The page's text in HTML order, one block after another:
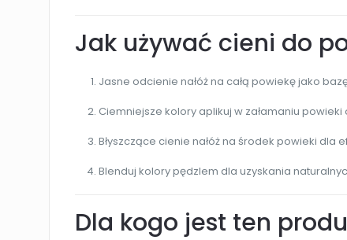
Jak używać cieni do
Jasne odcienie nałóż na całą powiekę jako
Ciemniejsze kolory aplikuj w załamaniu
Błyszczące cienie nałóż na środek powieki dla
Blenduj kolory pędzlem dla uzyskania
Dla kogo jest ten